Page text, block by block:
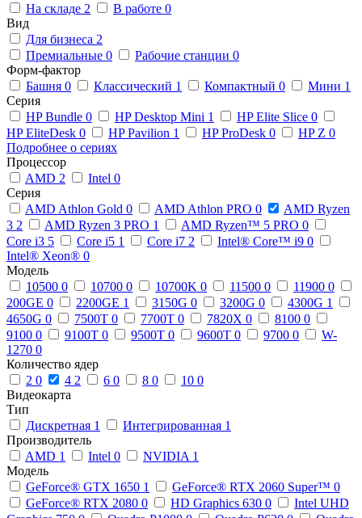
На складе 2 В работе 0
Вид
Для бизнеса 2
Премиальные 0 Рабочие станции 0
Форм-фактор
Башня 0 Классический 1 Компактный 0 Мини 1
Серия
HP Bundle 0 HP Desktop Mini 1 HP Elite Slice 0
HP EliteDesk 0 HP Pavilion 1 HP ProDesk 0 HP Z 0
Подробнее о сериях
Процессор
AMD 2 Intel 0
Серия
AMD Athlon Gold 0 AMD Athlon PRO 0
AMD Ryzen
3 2 AMD Ryzen 3 PRO 1 AMD Ryzen™ 5 PRO 0
Core i3 5 Core i5 1 Core i7 2 Intel® Core™ i9 0
Intel® Xeon® 0
Модель
10500 0 10700 0 10700K 0 11500 0 11900 0
200GE 0 2200GE 1 3150G 0 3200G 0 4300G 1
4650G 0 7500T 0 7700T 0 7820X 0 8100 0
9100 0 9100T 0 9500T 0 9600T 0 9700 0
W-
1270 0
Количество ядер
2 0 4 2 6 0 8 0 10 0
Видеокарта
Тип
Дискретная 1 Интегрированная 1
Производитель
AMD 1 Intel 0 NVIDIA 1
Модель
GeForce® GTX 1650 1 GeForce® RTX 2060 Super™ 0
GeForce® RTX 2080 0 HD Graphics 630 0
Intel UHD